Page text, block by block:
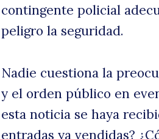
Buscar
contingente policial
peligro la seguridad.
Nadie cuestiona la
y el orden público en
esta noticia se haya
entradas ya vendidas?